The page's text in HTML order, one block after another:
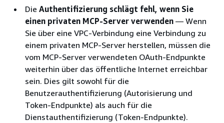
Die Authentifizierung schlägt fehl, wenn Sie
einen privaten MCP-Server verwenden — Wenn
Sie über eine VPC-Verbindung eine Verbindung zu
einem privaten MCP-Server herstellen, müssen die
vom MCP-Server verwendeten OAuth-Endpunkte
weiterhin über das öffentliche Internet erreichbar
sein. Dies gilt sowohl für die
Benutzerauthentifizierung (Autorisierung und
Token-Endpunkte) als auch für die
Dienstauthentifizierung (Token-Endpunkte).